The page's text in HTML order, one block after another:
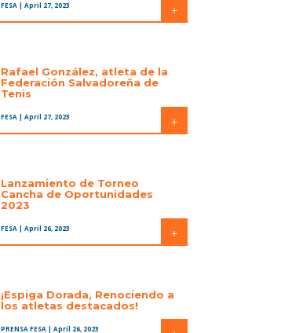
FESA | April 27, 2023 +
Rafael González, atleta de la
Federación Salvadoreña de
Tenis
FESA | April 27, 2023 +
Lanzamiento de Torneo
Cancha de Oportunidades
2023
FESA | April 26, 2023 +
¡Espiga Dorada, Renociendo a
los atletas destacados!
PRENSA FESA | April 26, 2023